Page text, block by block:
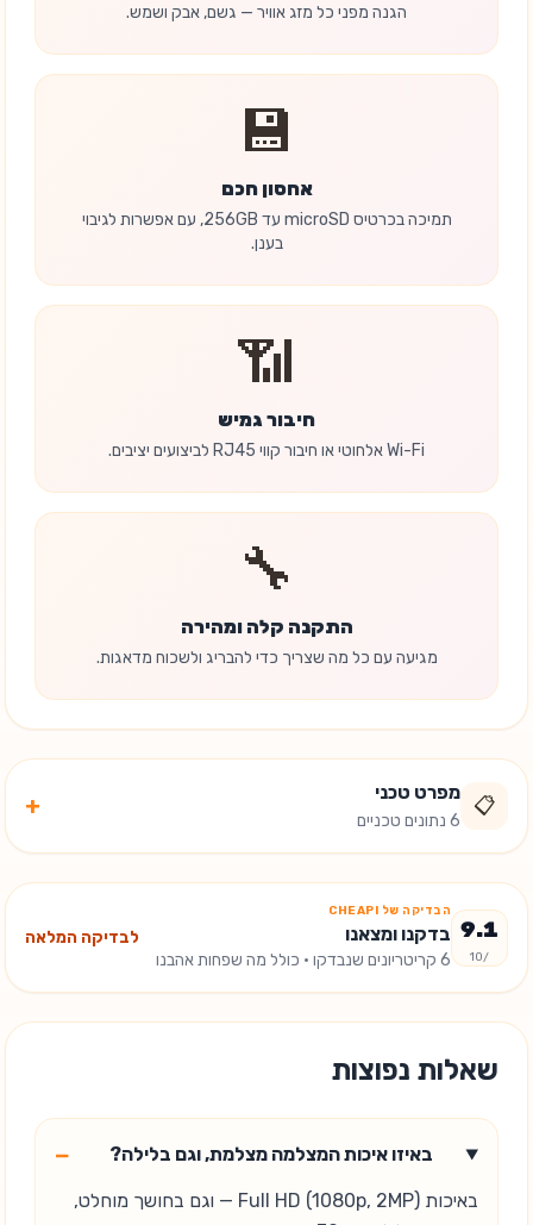
הגנה מפני כל מזג אוויר — גשם, אבק ושמש.
💾
אחסון חכם
תמיכה בכרטיס microSD עד 256GB, עם אפשרות לגיבוי
בענן.
📶
חיבור גמיש
Wi-Fi אלחוטי או חיבור קווי RJ45 לביצועים יציבים.
🔧
התקנה קלה ומהירה
מגיעה עם כל מה שצריך כדי להבריג ולשכוח מדאגות.
📋
מפרט טכני
6 נתונים טכניים
+
9.1
/10
הבדיקה של CHEAPI
בדקנו ומצאנו
6 קריטריונים שנבדקו · כולל מה שפחות אהבנו
לבדיקה המלאה
שאלות נפוצות
באיזו איכות המצלמה מצלמת, וגם בלילה? −
באיכות Full HD (1080p, 2MP) — וגם בחושך מוחלט,